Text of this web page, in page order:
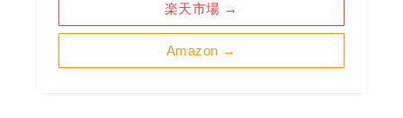
Amazon →
楽天市場 →